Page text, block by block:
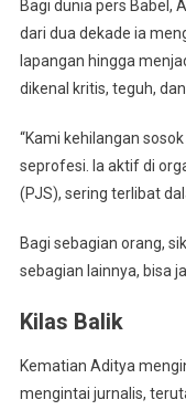
Bagi dunia pers Babel,
dari dua dekade ia
lapangan hingga
dikenal kritis, teguh,
“Kami kehilangan
seprofesi. Ia aktif di
(PJS), sering terlibat
Bagi sebagian orang,
sebagian lainnya, bisa
Kilas Balik
Kematian Aditya
mengintai jurnalis,